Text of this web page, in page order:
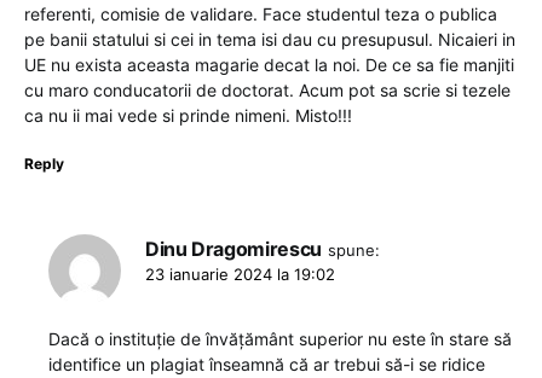
referenti, comisie de validare. Face studentul teza o publica
pe banii statului si cei in tema isi dau cu presupusul. Nicaieri in
UE nu exista aceasta magarie decat la noi. De ce sa fie manjiti
cu maro conducatorii de doctorat. Acum pot sa scrie si tezele
ca nu ii mai vede si prinde nimeni. Misto!!!
Reply
Dinu Dragomirescu spune:
23 ianuarie 2024 la 19:02
Dacă o instituție de învățământ superior nu este în stare să
identifice un plagiat înseamnă că ar trebui să-i se ridice